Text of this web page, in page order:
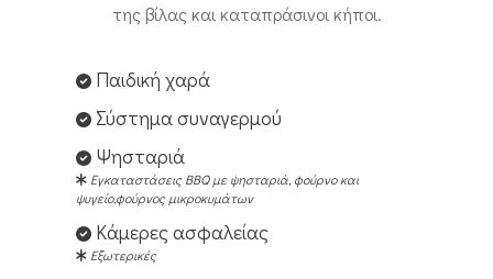
της βίλας και καταπράσινοι κήποι.
Παιδική χαρά
Σύστημα συναγερμού
Ψησταριά
Εγκαταστάσεις BBQ με ψησταριά, φούρνο και
ψυγείο,φούρνος μικροκυμάτων
Κάμερες ασφαλείας
Εξωτερικές